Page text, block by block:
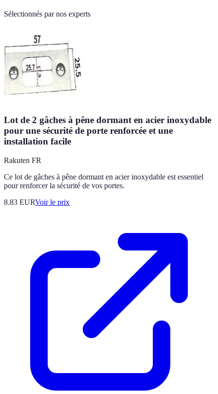
Sélectionnés par nos experts
Lot de 2 gâches à pêne dormant en acier inoxydable
pour une sécurité de porte renforcée et une
installation facile
Rakuten FR
Ce lot de gâches à pêne dormant en acier inoxydable est essentiel
pour renforcer la sécurité de vos portes.
8.83 EURVoir le prix